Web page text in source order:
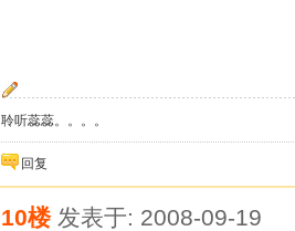
聆听蕊蕊。。。。
回复
10楼 发表于: 2008-09-19